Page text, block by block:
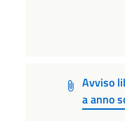
Avviso
a anno